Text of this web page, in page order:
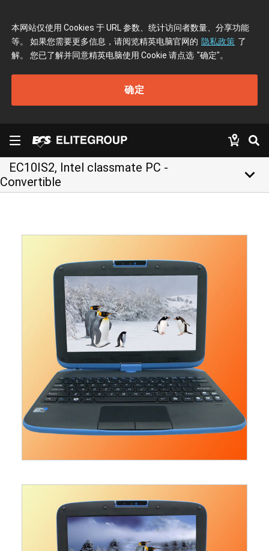
本网站仅使用 Cookies 于 URL 参数、统计访问者数量、分享功能
等。 如果您需要更多信息，请阅览精英电脑官网的 隐私政策 了
解。 您已了解并同意精英电脑使用 Cookie 请点选 "确定"。
确定
EC10IS2, Intel classmate PC -
Convertible
keyboard_arrow_down